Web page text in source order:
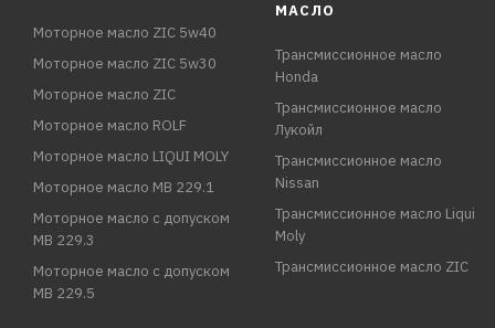
Моторное масло ZIC 5w40
Моторное масло ZIC 5w30
Моторное масло ZIC
Моторное масло ROLF
Моторное масло LIQUI MOLY
Моторное масло MB 229.1
Моторное масло с допуском
MB 229.3
Моторное масло с допуском
MB 229.5
МАСЛО
Трансмиссионное масло
Honda
Трансмиссионное масло
Лукойл
Трансмиссионное масло
Nissan
Трансмиссионное масло Liqui
Moly
Трансмиссионное масло ZIC